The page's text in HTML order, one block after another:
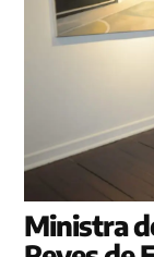
Ministra